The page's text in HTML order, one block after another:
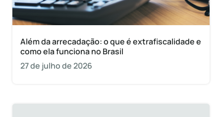
Além da arrecadação: o que é extrafiscalidade e
como ela funciona no Brasil
27 de julho de 2026